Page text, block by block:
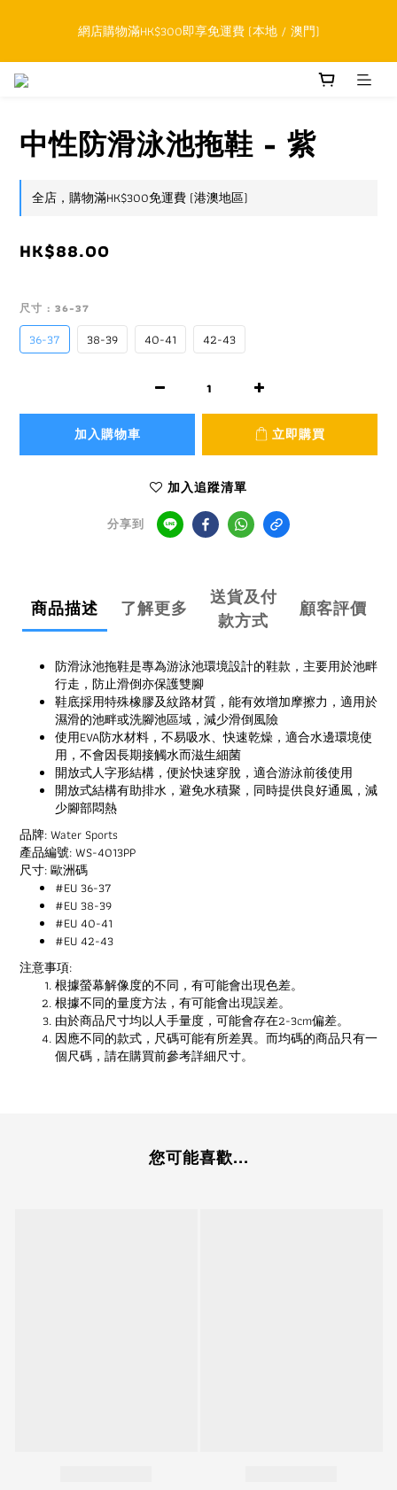
網店購物滿HK$300即享免運費 (本地 / 澳門)
累積購物滿HK$800升級為網上VIP，下一訂單開始永久可享正價貨
順豐香港SFHK APP取件通知功能將取代SMS短訊
中性防滑泳池拖鞋 - 紫
全店，購物滿HK$300免運費 (港澳地區)
HK$88.00
尺寸 : 36-37
36-37 38-39 40-41 42-43
加入購物車 立即購買
加入追蹤清單
分享到
商品描述 了解更多
送貨及付
款方式
顧客評價
防滑泳池拖鞋是專為游泳池環境設計的鞋款，主要用於池畔
行走，防止滑倒亦保護雙腳
鞋底採用特殊橡膠及紋路材質，能有效增加摩擦力，適用於
濕滑的池畔或洗腳池區域，減少滑倒風險
使用EVA防水材料，不易吸水、快速乾燥，適合水邊環境使
用，不會因長期接觸水而滋生細菌
開放式人字形結構，便於快速穿脫，適合游泳前後使用
開放式結構有助排水，避免水積聚，同時提供良好通風，減
少腳部悶熱
品牌: Water Sports
產品編號: WS-4013PP
尺寸: 歐洲碼
#EU 36-37
#EU 38-39
#EU 40-41
#EU 42-43
注意事項:
根據螢幕解像度的不同，有可能會出現色差。
根據不同的量度方法，有可能會出現誤差。
由於商品尺寸均以人手量度，可能會存在2-3cm偏差。
因應不同的款式，尺碼可能有所差異。而均碼的商品只有一
個尺碼，請在購買前參考詳細尺寸。
您可能喜歡...